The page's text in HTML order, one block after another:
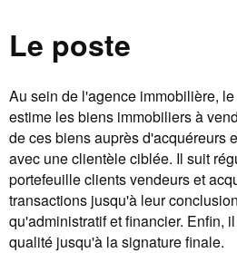
Le poste
Au sein de l'agence immobilière,
estime les biens immobiliers à
de ces biens auprès d'acquéreurs
avec une clientèle ciblée. Il suit
portefeuille clients vendeurs et
transactions jusqu'à leur
qu'administratif et financier. Enfin,
qualité jusqu'à la signature finale.